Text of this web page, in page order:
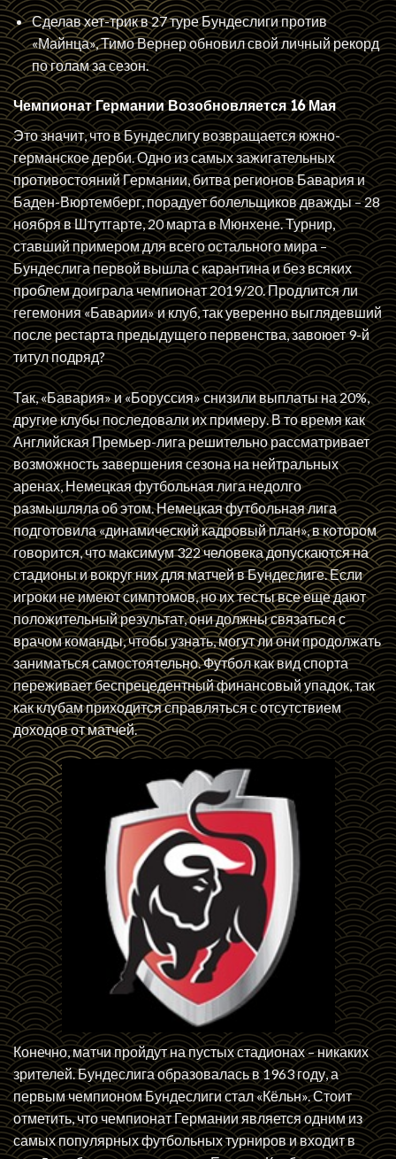
Сделав хет-трик в 27 туре Бундеслиги против
«Майнца», Тимо Вернер обновил свой личный рекорд
по голам за сезон.
Чемпионат Германии Возобновляется 16 Мая
Это значит, что в Бундеслигу возвращается южно-
германское дерби. Одно из самых зажигательных
противостояний Германии, битва регионов Бавария и
Баден-Вюртемберг, порадует болельщиков дважды – 28
ноября в Штутгарте, 20 марта в Мюнхене. Турнир,
ставший примером для всего остального мира –
Бундеслига первой вышла с карантина и без всяких
проблем доиграла чемпионат 2019/20. Продлится ли
гегемония «Баварии» и клуб, так уверенно выглядевший
после рестарта предыдущего первенства, завоюет 9-й
титул подряд?
Так, «Бавария» и «Боруссия» снизили выплаты на 20%,
другие клубы последовали их примеру. В то время как
Английская Премьер-лига решительно рассматривает
возможность завершения сезона на нейтральных
аренах, Немецкая футбольная лига недолго
размышляла об этом. Немецкая футбольная лига
подготовила «динамический кадровый план», в котором
говорится, что максимум 322 человека допускаются на
стадионы и вокруг них для матчей в Бундеслиге. Если
игроки не имеют симптомов, но их тесты все еще дают
положительный результат, они должны связаться с
врачом команды, чтобы узнать, могут ли они продолжать
заниматься самостоятельно. Футбол как вид спорта
переживает беспрецедентный финансовый упадок, так
как клубам приходится справляться с отсутствием
доходов от матчей.
Конечно, матчи пройдут на пустых стадионах – никаких
зрителей. Бундеслига образовалась в 1963 году, а
первым чемпионом Бундеслиги стал «Кёльн». Стоит
отметить, что чемпионат Германии является одним из
самых популярных футбольных турниров и входит в